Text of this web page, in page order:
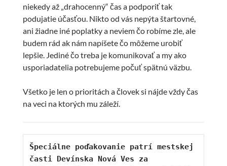
niekedy až „drahocenný“ čas a podporiť tak
podujatie účasťou. Nikto od vás nepýta štartovné,
ani žiadne iné poplatky a neviem čo robíme zle, ale
budem rád ak nám napíšete čo môžeme urobiť
lepšie. Jediné čo treba je komunikovať a my ako
usporiadatelia potrebujeme počuť spätnú väzbu.
Všetko je len o prioritách a človek si nájde vždy čas
na veci na ktorých mu záleží.
Špeciálne poďakovanie patrí mestskej
časti Devínska Nová Ves za